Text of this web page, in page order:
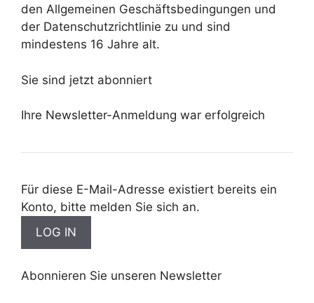
den Allgemeinen Geschäftsbedingungen und
der Datenschutzrichtlinie zu und sind
mindestens 16 Jahre alt.
Sie sind jetzt abonniert
Ihre Newsletter-Anmeldung war erfolgreich
Für diese E-Mail-Adresse existiert bereits ein
Konto, bitte melden Sie sich an.
Abonnieren Sie unseren Newsletter